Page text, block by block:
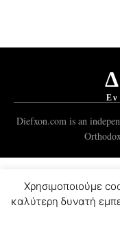
Εν
Diefxon.com is an
© 2012-2021 Mykonos
Χρησιμοποιούμε
καλύτερη δυνατή